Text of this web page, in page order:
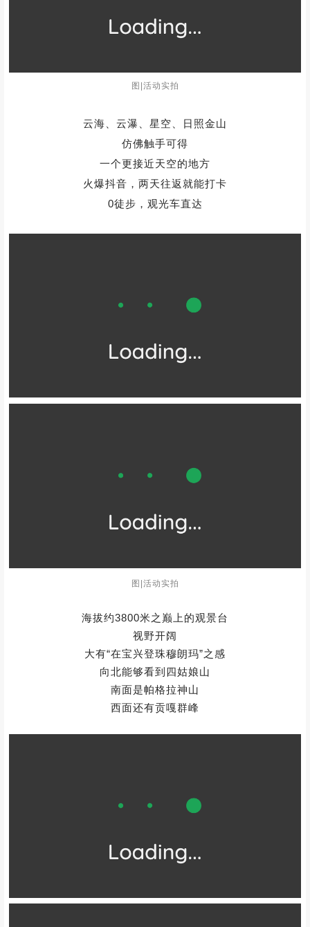
图|活动实拍
云海、云瀑、星空、日照金山
仿佛触手可得
一个更接近天空的地方
火爆抖音，两天往返就能打卡
0徒步，观光车直达
图|活动实拍
海拔约3800米之巅上的观景台
视野开阔
大有“在宝兴登珠穆朗玛”之感
向北能够看到四姑娘山
南面是帕格拉神山
西面还有贡嘎群峰